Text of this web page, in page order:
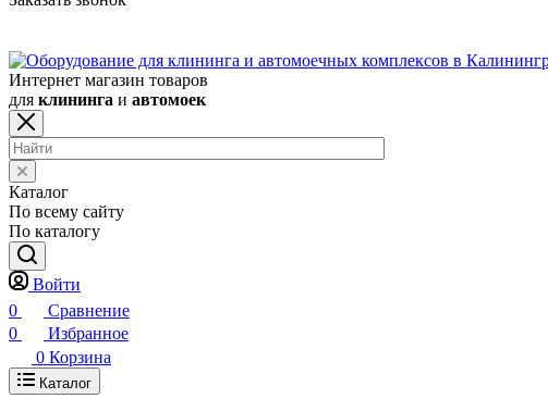
Интернет магазин товаров
для клининга и автомоек
Каталог
По всему сайту
По каталогу
Войти
0
Сравнение
0
Избранное
0 Корзина
Каталог